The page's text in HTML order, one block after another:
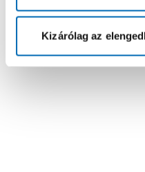
Kizárólag az